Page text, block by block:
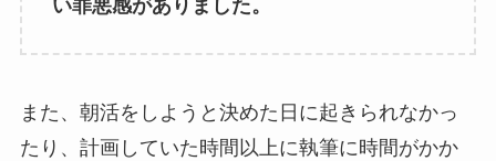
い罪悪感がありました。
また、朝活をしようと決めた日に起きられなかっ
たり、計画していた時間以上に執筆に時間がかか